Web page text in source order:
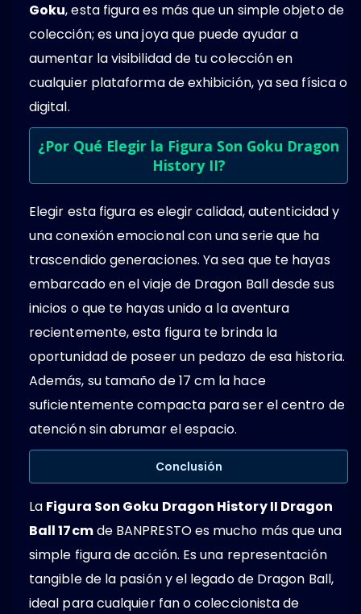
Goku, esta figura es más que un simple objeto de
colección; es una joya que puede ayudar a
aumentar la visibilidad de tu colección en
cualquier plataforma de exhibición, ya sea física o
digital.
¿Por Qué Elegir la Figura Son Goku Dragon
History II?
Elegir esta figura es elegir calidad, autenticidad y
una conexión emocional con una serie que ha
trascendido generaciones. Ya sea que te hayas
embarcado en el viaje de Dragon Ball desde sus
inicios o que te hayas unido a la aventura
recientemente, esta figura te brinda la
oportunidad de poseer un pedazo de esa historia.
Además, su tamaño de 17 cm la hace
suficientemente compacta para ser el centro de
atención sin abrumar el espacio.
Conclusión
La Figura Son Goku Dragon History II Dragon
Ball 17cmde BANPRESTO es mucho más que una
simple figura de acción. Es una representación
tangible de la pasión y el legado de Dragon Ball,
ideal para cualquier fan o coleccionista de